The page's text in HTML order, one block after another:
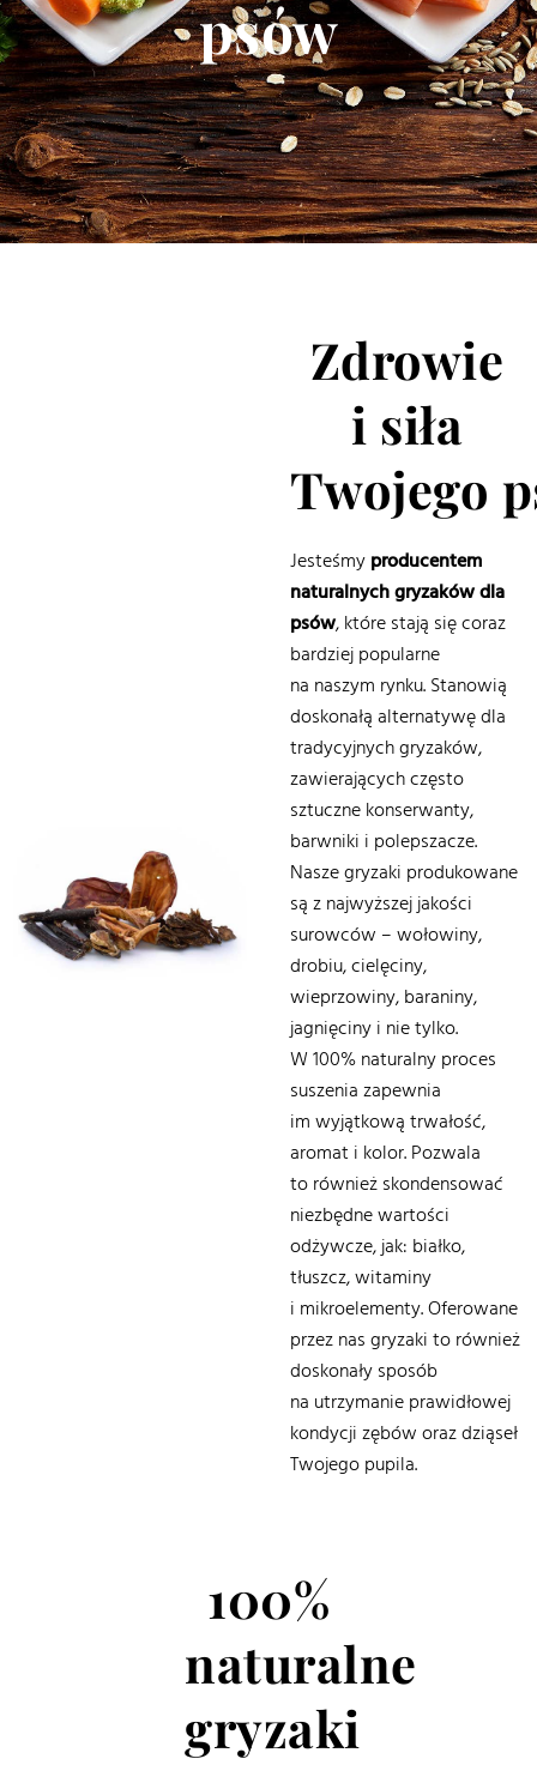
psów
Zdrowie
i siła
Twojego
Jesteśmyproducentem
naturalnych gryzaków dla
psów, które stają się coraz
bardziej popularne
na naszym rynku. Stanowią
doskonałą alternatywę dla
tradycyjnych gryzaków,
zawierających często
sztuczne konserwanty,
barwniki i polepszacze.
Nasze gryzaki produkowane
są z najwyższej jakości
surowców – wołowiny,
drobiu, cielęciny,
wieprzowiny, baraniny,
jagnięciny i nie tylko.
W 100% naturalny proces
suszenia zapewnia
im wyjątkową trwałość,
aromat i kolor. Pozwala
to również skondensować
niezbędne wartości
odżywcze, jak: białko,
tłuszcz, witaminy
i mikroelementy. Oferowane
przez nas gryzaki to również
doskonały sposób
na utrzymanie prawidłowej
kondycji zębów oraz dziąseł
Twojego pupila.
100%
naturalne
gryzaki